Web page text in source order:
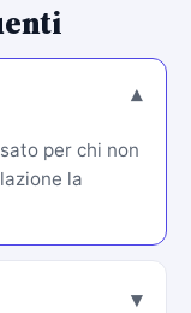
▾
per chi non
la
▾